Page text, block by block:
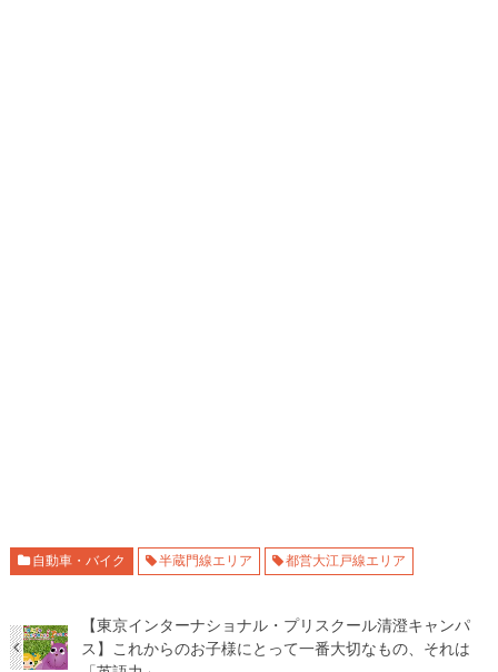
自動車・バイク 半蔵門線エリア 都営大江戸線エリア
【東京インターナショナル・プリスクール清澄キャンパ
ス】これからのお子様にとって一番大切なもの、それは